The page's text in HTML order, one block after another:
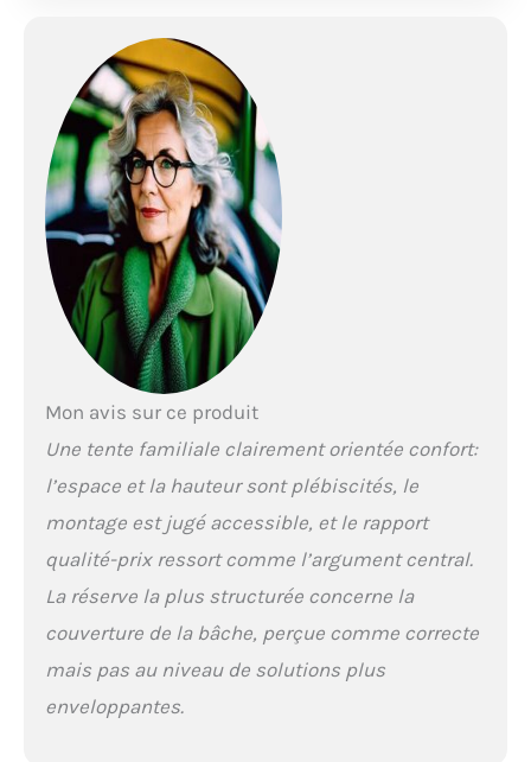
Mon avis sur ce produit
Une tente familiale clairement orientée confort:
l’espace et la hauteur sont plébiscités, le
montage est jugé accessible, et le rapport
qualité-prix ressort comme l’argument central.
La réserve la plus structurée concerne la
couverture de la bâche, perçue comme correcte
mais pas au niveau de solutions plus
enveloppantes.